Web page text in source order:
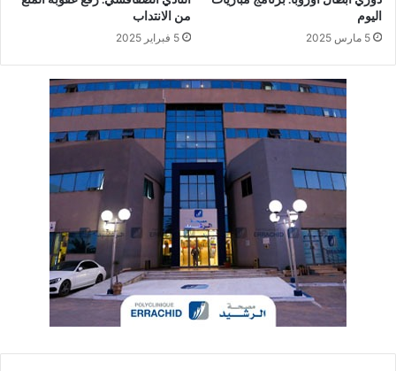
اليوم
5 مارس 2025
من الانتداب
5 فبراير 2025